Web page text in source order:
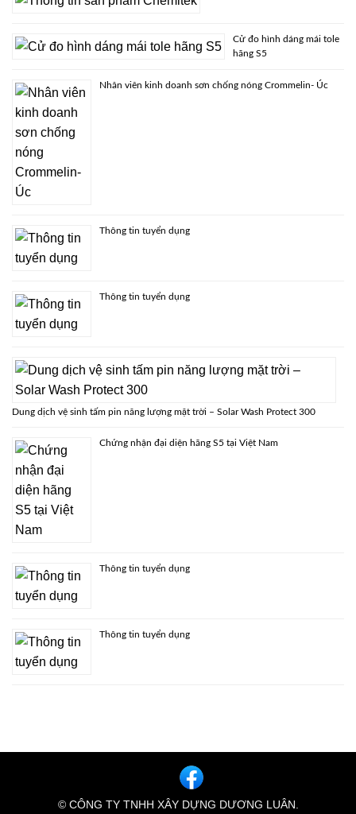
Cử đo hình dáng mái tole
hãng S5
Nhân viên kinh doanh sơn chống nóng Crommelin- Úc
Thông tin tuyển dụng
Thông tin tuyển dụng
Dung dịch vệ sinh tấm pin năng lượng mặt trời – Solar Wash Protect 300
Chứng nhận đại diện hãng S5 tại Việt Nam
Thông tin tuyển dụng
Thông tin tuyển dụng
© CÔNG TY TNHH XÂY DỰNG DƯƠNG LUÂN.